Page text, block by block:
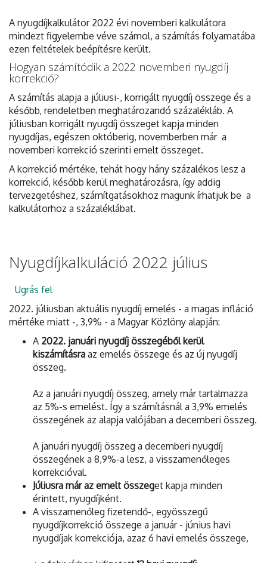
A nyugdíjkalkulátor 2022 évi novemberi kalkulátora
mindezt figyelembe véve számol, a számítás folyamatába
ezen feltételek beépítésre került.
Hogyan számítódik a 2022 novemberi nyugdíj
korrekció?
A számítás alapja a júliusi-, korrigált nyugdíj összege és a
később, rendeletben meghatározandó százalékláb. A
júliusban korrigált nyugdíj összeget kapja minden
nyugdíjas, egészen októberig, novemberben már a
novemberi korrekció szerinti emelt összeget.
A korrekció mértéke, tehát hogy hány százalékos lesz a
korrekció, később kerül meghatározásra, így addig
tervezgetéshez, számítgatásokhoz magunk írhatjuk be a
kalkulátorhoz a százaléklábat.
Nyugdíjkalkuláció 2022 július
Ugrás fel
2022. júliusban aktuális nyugdíj emelés - a magas infláció
mértéke miatt -, 3,9% - a Magyar Közlöny alapján:
A 2022. januári nyugdíj összegéből kerül
kiszámításra az emelés összege és az új nyugdíj
összeg.
Az a januári nyugdíj összeg, amely már tartalmazza
az 5%-s emelést. Így a számításnál a 3,9% emelés
összegének az alapja valójában a decemberi összeg.
A januári nyugdíj összeg a decemberi nyugdíj
összegének a 8,9%-a lesz, a visszamenőleges
korrekcióval.
Júliusra már az emelt összeget kapja minden
érintett, nyugdíjként.
A visszamenőleg fizetendő-, egyösszegű
nyugdíjkorrekció összege a január - június havi
nyugdíjak korrekciója, azaz 6 havi emelés összege,